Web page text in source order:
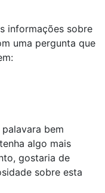
informações sobre
uma pergunta que
bem
algo mais
gostaria de
sobre esta